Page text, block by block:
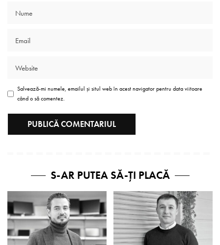
Salvează-mi numele, emailul și situl web în acest navigator pentru data viitoare
când o să comentez.
S-AR PUTEA SĂ-ȚI PLACĂ